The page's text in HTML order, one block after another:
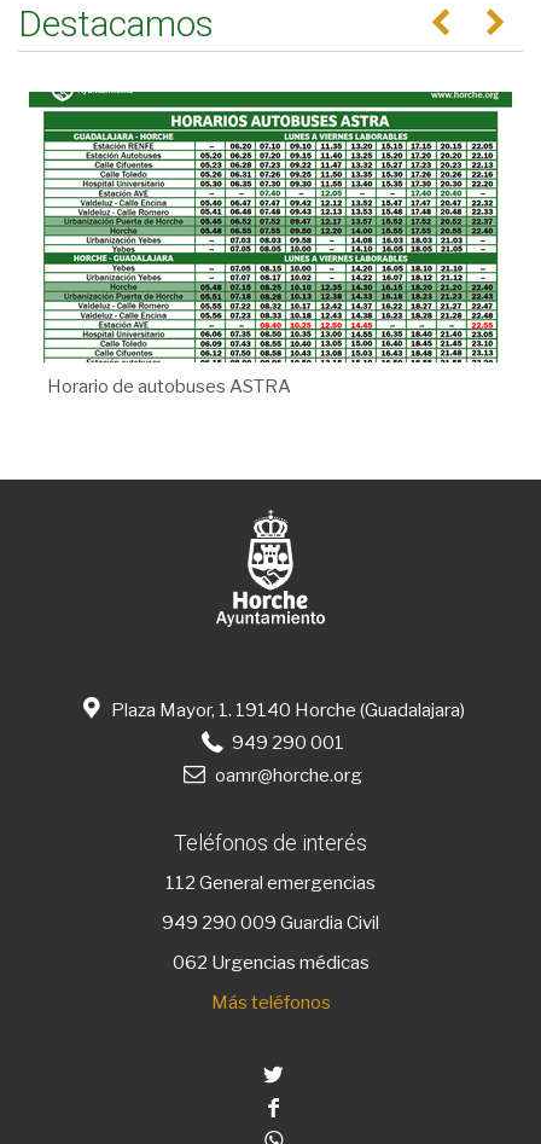
Destacamos Anterior
Horario de autobuses ASTRA
Plaza Mayor, 1. 19140 Horche (Guadalajara)
949 290 001
oamr@horche.org
Teléfonos de interés
112 General emergencias
949 290 009 Guardia Civil
062 Urgencias médicas
Más teléfonos